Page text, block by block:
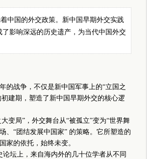
中国的外交政策。新中国早期外交实践
影响深远的历史遗产，为当代中国外交
的战争，不仅是新中国军事上的“立国之
建期，塑造了新中国早期外交的核心逻
局”，外交舞台从“被孤立”变为“世界舞
、“团结发展中国家” 的策略。它所塑造的
的依托，始终未变。
坛上，来自海内外的几十位学者从不同